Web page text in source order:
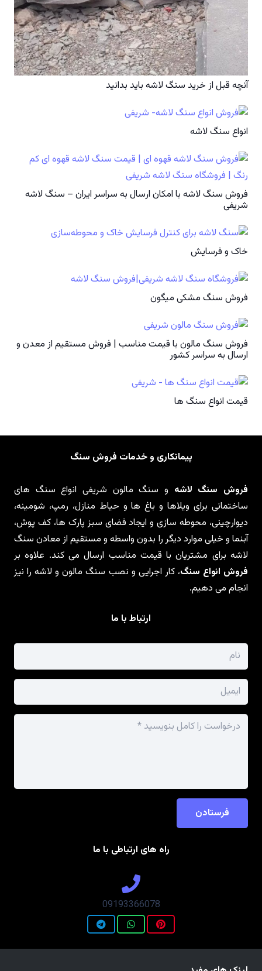
آنچه قبل از خرید سنگ لاشه باید بدانید
انواع سنگ لاشه
فروش سنگ لاشه با امکان ارسال به سراسر ایران – سنگ لاشه
شریفی
خاک و فرسایش
فروش سنگ مشکی میگون
فروش سنگ مالون با قیمت مناسب | فروش مستقیم از معدن و
ارسال به سراسر کشور
قیمت انواع سنگ ها
پیمانکاری و خدمات فروش سنگ
فروش سنگ لاشه و سنگ مالون شریفی انواع سنگ های
ساختمانی برای ویلاها و باغ ها و حیاط منازل، رمپ، شومینه،
دیوارچینی، محوطه سازی و ایجاد فضای سبز پارک ها، کف پوش،
آبنما و خیلی موارد دیگر را بدون واسطه و مستقیم از معادن سنگ
لاشه برای مشتریان با قیمت مناسب ارسال می کند. علاوه بر
فروش انواع سنگ، کار اجرایی و نصب سنگ مالون و لاشه را نیز
انجام می دهیم.
ارتباط با ما
فرستادن
راه های ارتباطی با ما
09193366078